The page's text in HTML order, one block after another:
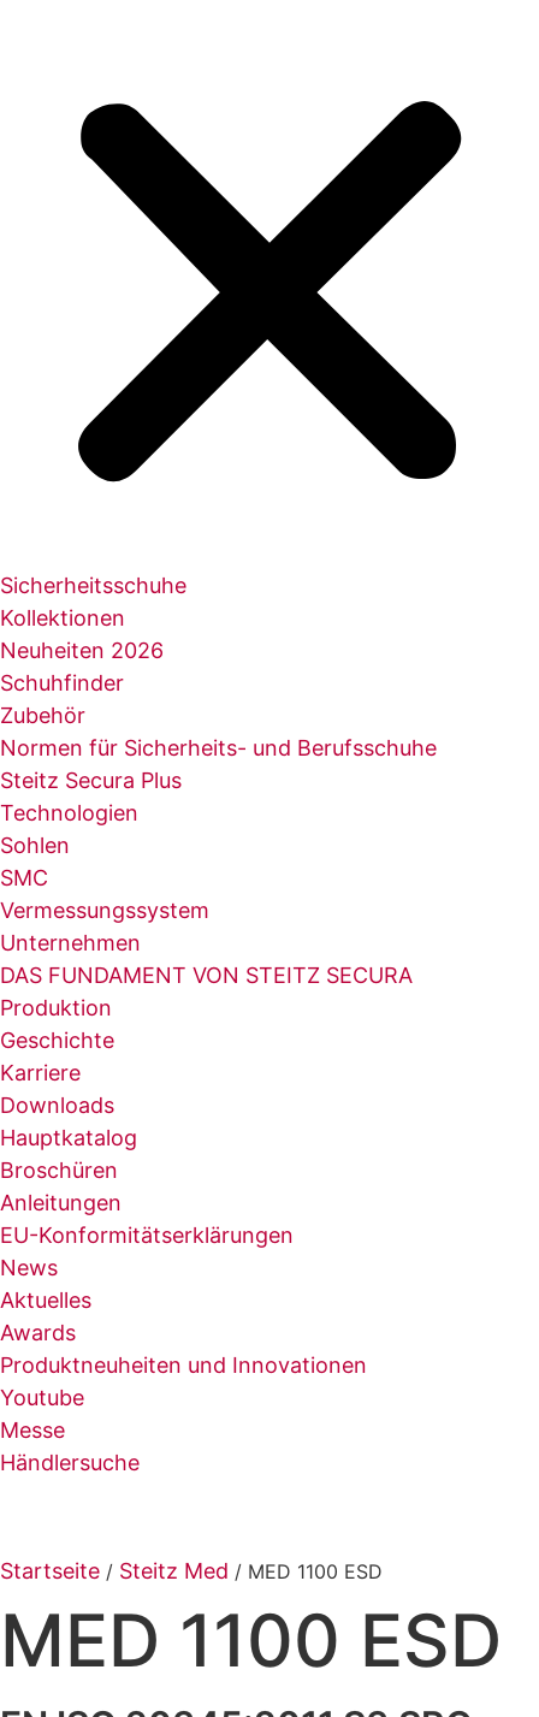
Sicherheitsschuhe
Kollektionen
Neuheiten 2026
Schuhfinder
Zubehör
Normen für Sicherheits- und Berufsschuhe
Steitz Secura Plus
Technologien
Sohlen
SMC
Vermessungssystem
Unternehmen
DAS FUNDAMENT VON STEITZ SECURA
Produktion
Geschichte
Karriere
Downloads
Hauptkatalog
Broschüren
Anleitungen
EU-Konformitätserklärungen
News
Aktuelles
Awards
Produktneuheiten und Innovationen
Youtube
Messe
Händlersuche
Startseite / Steitz Med / MED 1100 ESD
MED 1100 ESD